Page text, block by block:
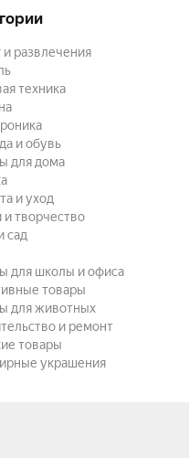
и развлечения
техника
и обувь
для дома
и уход
и творчество
сад
для школы и офиса
товары
для животных
и ремонт
товары
украшения